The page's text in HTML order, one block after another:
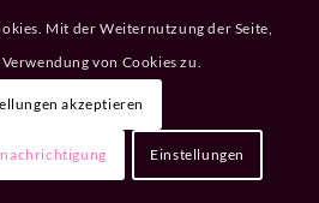
Mit der Weiternutzung der Seite,
von Cookies zu.
akzeptieren
Einstellungen